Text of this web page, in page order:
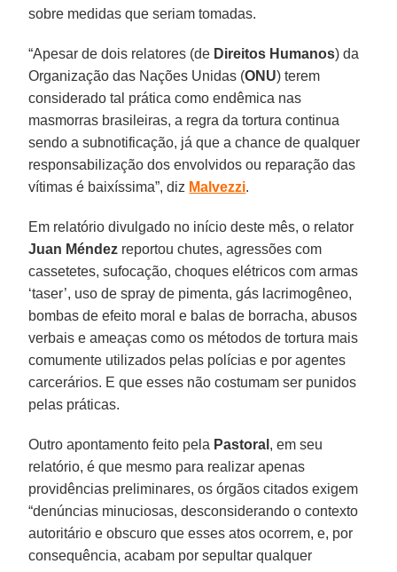
sobre medidas que seriam tomadas.
“Apesar de dois relatores (de Direitos Humanos) da
Organização das Nações Unidas (ONU) terem
considerado tal prática como endêmica nas
masmorras brasileiras, a regra da tortura continua
sendo a subnotificação, já que a chance de qualquer
responsabilização dos envolvidos ou reparação das
vítimas é baixíssima”, diz Malvezzi.
Em relatório divulgado no início deste mês, o relator
Juan Méndez reportou chutes, agressões com
cassetetes, sufocação, choques elétricos com armas
‘taser’, uso de spray de pimenta, gás lacrimogêneo,
bombas de efeito moral e balas de borracha, abusos
verbais e ameaças como os métodos de tortura mais
comumente utilizados pelas polícias e por agentes
carcerários. E que esses não costumam ser punidos
pelas práticas.
Outro apontamento feito pela Pastoral , em seu
relatório, é que mesmo para realizar apenas
providências preliminares, os órgãos citados exigem
“denúncias minuciosas, desconsiderando o contexto
autoritário e obscuro que esses atos ocorrem, e, por
consequência, acabam por sepultar qualquer